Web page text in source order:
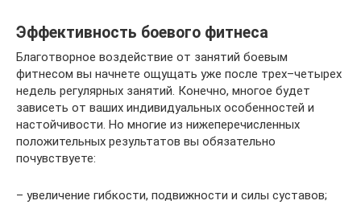
Эффективность боевого фитнеса
Благотворное воздействие от занятий боевым
фитнесом вы начнете ощущать уже после трех–четырех
недель регулярных занятий. Конечно, многое будет
зависеть от ваших индивидуальных особенностей и
настойчивости. Но многие из нижеперечисленных
положительных результатов вы обязательно
почувствуете:
– увеличение гибкости, подвижности и силы суставов;